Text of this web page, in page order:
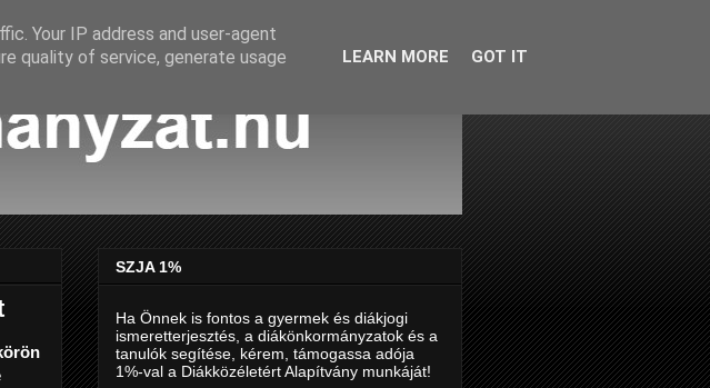
SZJA 1%
Ha Önnek is fontos a gyermek és diákjogi
ismeretterjesztés, a diákönkormányzatok és a
tanulók segítése, kérem, támogassa adója
1%-val a Diákközéletért Alapítvány munkáját!
Your IP address and user-agent
quality of service, generate usage
LEARN MORE GOT IT